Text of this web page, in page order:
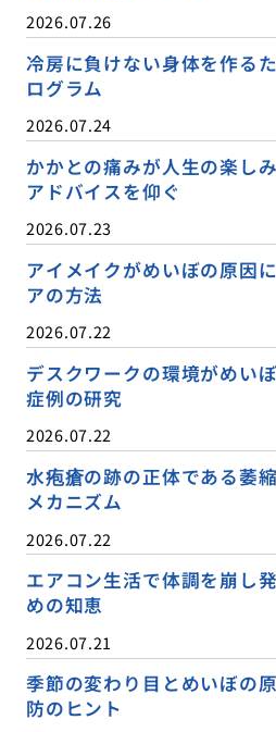
2026.07.26
冷房に負けない身体を作る
ログラム
2026.07.24
かかとの痛みが人生の楽し
アドバイスを仰ぐ
2026.07.23
アイメイクがめいぼの原因
アの方法
2026.07.22
デスクワークの環境がめい
症例の研究
2026.07.22
水疱瘡の跡の正体である萎
メカニズム
2026.07.22
エアコン生活で体調を崩し
めの知恵
2026.07.21
季節の変わり目とめいぼの
防のヒント